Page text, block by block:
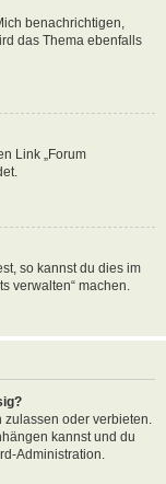
benachrichtigen,
das Thema ebenfalls
Link „Forum
so kannst du dies im
verwalten“ machen.
oder verbieten.
kannst und du
Administration.